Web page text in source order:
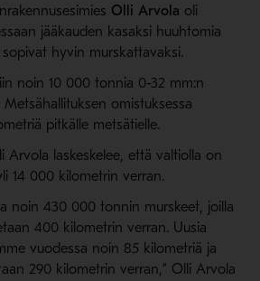
Olli Arvola oli
jääkauden kasaksi huuhtomia
hyvin murskattavaksi.
noin 10 000 tonnia 0-32 mm:n
omistuksessa
pitkälle metsätielle.
Arvola laskeskelee, että valtiolla on
14 000 kilometrin verran.
noin 430 000 tonnin murskeet, joilla
400 kilometrin verran. Uusia
vuodessa noin 85 kilometriä ja
290 kilometrin verran,” Olli Arvola